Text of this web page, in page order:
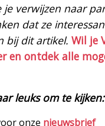
je verwijzen naar
dat ze
bij dit artikel. Wil je
en ontdek alle
leuks om te kijken:
onze nieuwsbrief